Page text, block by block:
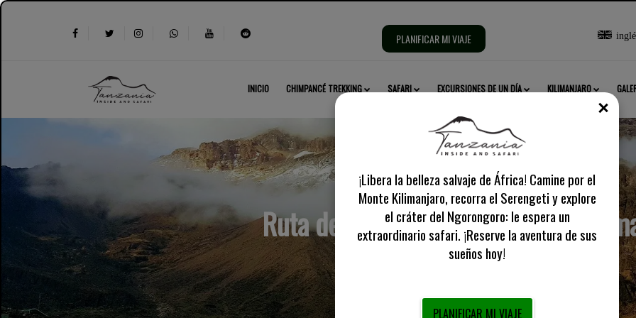
PLANIFICAR MI VIAJE
INICIO CHIMPANCÉ TREKKING SAFARI EXCURSIONES DE UN DÍA KILIMANJARO
Ruta del Circuito Norte Monte
¡Libera la belleza salvaje de África! Camine por el
Monte Kilimanjaro, recorra el Serengeti y explore
el cráter del Ngorongoro: le espera un
extraordinario safari. ¡Reserve la aventura de sus
sueños hoy!
PLANIFICAR MI VIAJE